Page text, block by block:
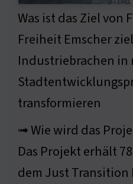
Was ist das Ziel von
Freiheit Emscher
Industriebrachen in
transformieren
➟ Wie wird das
Das Projekt erhält
dem Just